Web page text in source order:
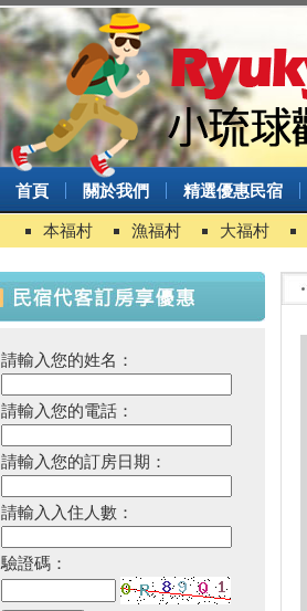
首頁 關於我們 精選優惠民宿
本福村 漁福村 大福村
請輸入您的姓名：
請輸入您的電話：
請輸入您的訂房日期：
請輸入入住人數：
驗證碼：